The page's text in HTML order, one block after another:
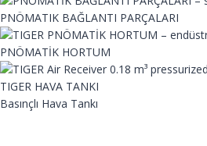
PNÖMATIK BAĞLANTI PARÇALARI
PNÖMATİK HORTUM
TIGER HAVA TANKI
Basınçlı Hava Tankı